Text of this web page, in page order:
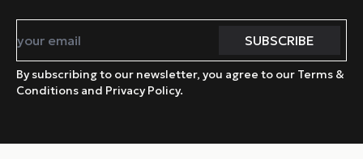
By subscribing to our newsletter, you agree to our Terms &
Conditions and Privacy Policy.